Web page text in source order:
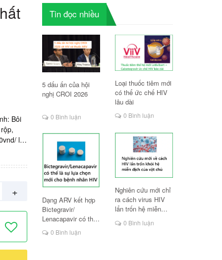
Bôi
lọ
+
Tin đọc nhiều
5 dấu ấn của hội
nghị CROI 2026
0 Bình luận
Loại thuốc tiêm mới
có thể ức chế HIV
lâu dài
0 Bình luận
Dạng ARV kết hợp
Bictegravir/
Lenacapavir có thể
là lựa chọn mới cho
người HIV
0 Bình luận
Nghiên cứu mới chỉ
ra cách virus HIV
lẩn trốn hệ miễn
0 Bình luận